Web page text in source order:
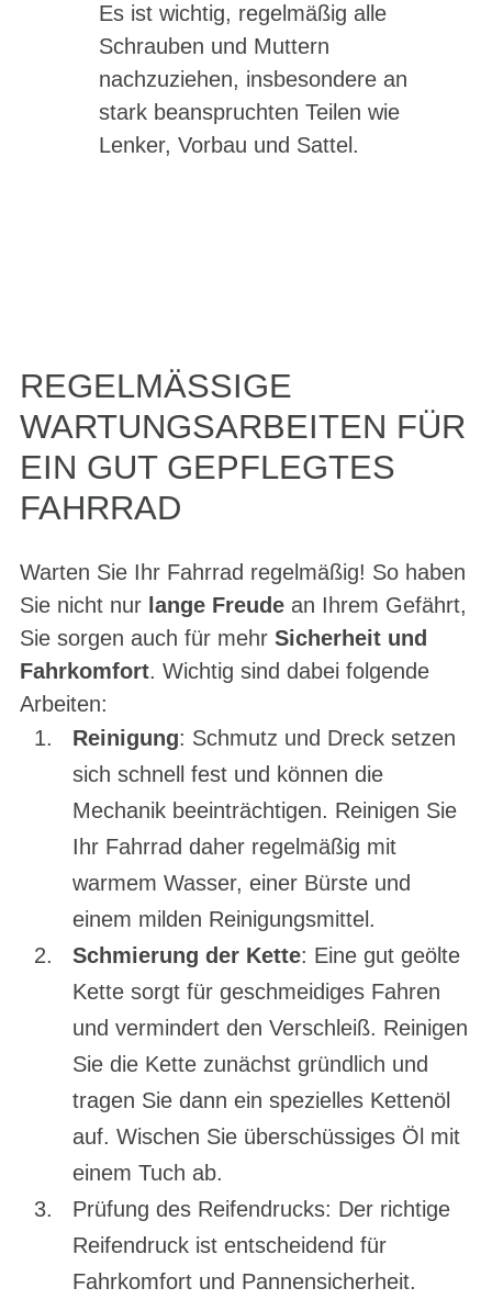
Es ist wichtig, regelmäßig alle
Schrauben und Muttern
nachzuziehen, insbesondere an
stark beanspruchten Teilen wie
Lenker, Vorbau und Sattel.
REGELMÄSSIGE W
ARTUNGSARBEITEN FÜR E
IN GUT GEPFLEGTES F
AHRRAD
Warten Sie Ihr Fahrrad regelmäßig! So haben
Sie nicht nur lange Freude an Ihrem Gefährt,
Sie sorgen auch für mehr Sicherheit und
Fahrkomfort. Wichtig sind dabei folgende
Arbeiten:
Reinigung: Schmutz und Dreck setzen
sich schnell fest und können die
Mechanik beeinträchtigen. Reinigen Sie
Ihr Fahrrad daher regelmäßig mit
warmem Wasser, einer Bürste und
einem milden Reinigungsmittel.
Schmierung der Kette: Eine gut geölte
Kette sorgt für geschmeidiges Fahren
und vermindert den Verschleiß. Reinigen
Sie die Kette zunächst gründlich und
tragen Sie dann ein spezielles Kettenöl
auf. Wischen Sie überschüssiges Öl mit
einem Tuch ab.
Prüfung des Reifendrucks: Der richtige
Reifendruck ist entscheidend für
Fahrkomfort und Pannensicherheit.